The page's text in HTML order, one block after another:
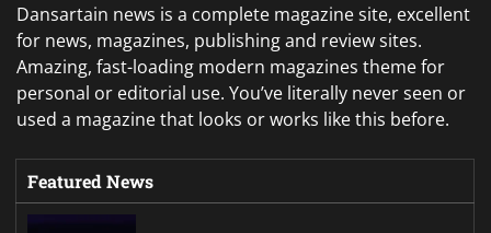
Dansartain news is a complete magazine site, excellent
for news, magazines, publishing and review sites.
Amazing, fast-loading modern magazines theme for
personal or editorial use. You’ve literally never seen or
used a magazine that looks or works like this before.
Featured News